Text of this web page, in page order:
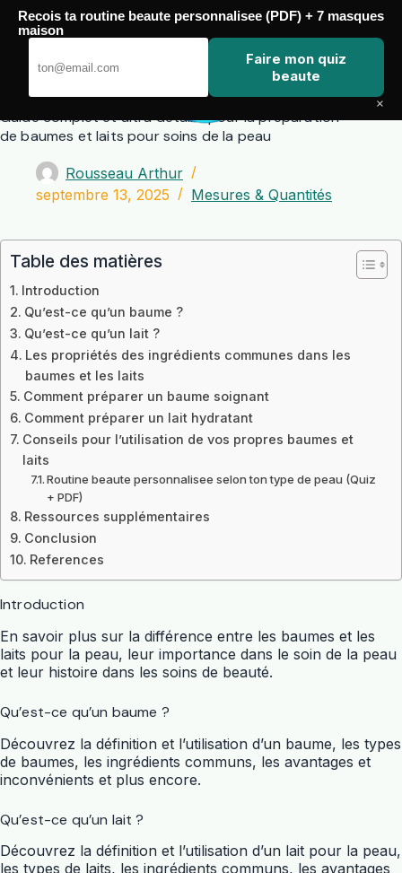
Passer
contenu
Guide complet et ultra détaillé pour la préparation
de baumes et laits pour soins de la peau
Rousseau Arthur
septembre 13, 2025
Mesures & Quantités
Table des matières
Introduction
Qu’est-ce qu’un baume ?
Qu’est-ce qu’un lait ?
Les propriétés des ingrédients communes dans les
baumes et les laits
Comment préparer un baume soignant
Comment préparer un lait hydratant
Conseils pour l’utilisation de vos propres baumes et
laits
Routine beaute personnalisee selon ton type de peau (Quiz
+ PDF)
Ressources supplémentaires
Conclusion
References
Introduction
En savoir plus sur la différence entre les baumes et les
laits pour la peau, leur importance dans le soin de la peau
et leur histoire dans les soins de beauté.
Qu’est-ce qu’un baume ?
Découvrez la définition et l’utilisation d’un baume, les types
de baumes, les ingrédients communs, les avantages et
inconvénients et plus encore.
Qu’est-ce qu’un lait ?
Découvrez la définition et l’utilisation d’un lait pour la peau,
les types de laits, les ingrédients communs, les avantages
Recois ta routine beaute personnalisee (PDF) + 7 masques
maison
Faire mon quiz
beaute
×